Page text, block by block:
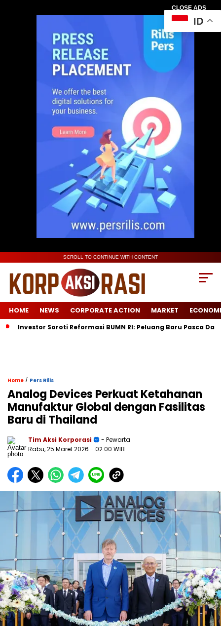
CLOSE ADS
SCROLL TO CONTINUE WITH CONTENT
HOME NEWS CORPORATE ACTION MARKET
Investor Soroti Reformasi BUMN RI: Peluang Baru Pasca
Home / Pers Rilis
Analog Devices Perkuat Ketahanan
Manufaktur Global dengan Fasilitas
Baru di Thailand
Tim Aksi Korporasi
- Pewarta
Rabu, 25 Maret 2026 - 02:00 WIB
ID